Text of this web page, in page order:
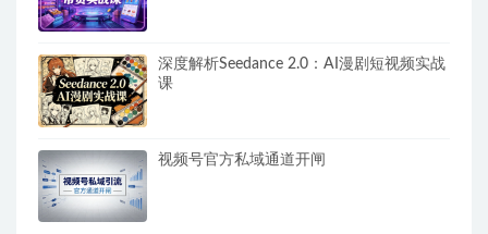
深度解析Seedance 2.0：AI漫剧短视频实战
课
视频号官方私域通道开闸